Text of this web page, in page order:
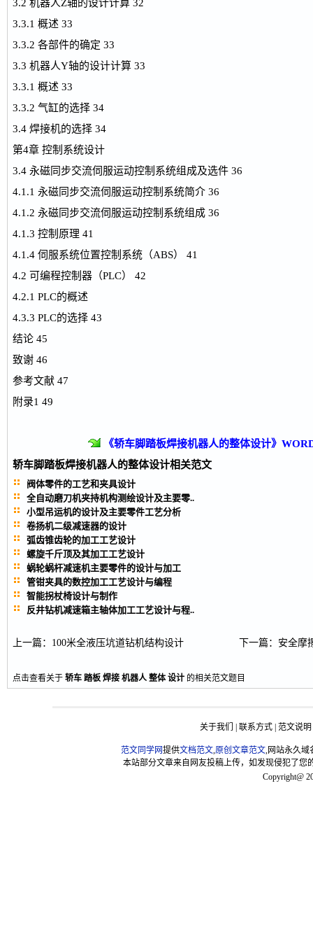
3.2 机器人Z轴的设计计算 32
3.3.1 概述 33
3.3.2 各部件的确定 33
3.3 机器人Y轴的设计计算 33
3.3.1 概述 33
3.3.2 气缸的选择 34
3.4 焊接机的选择 34
第4章 控制系统设计
3.4 永磁同步交流伺服运动控制系统组成及选件 36
4.1.1 永磁同步交流伺服运动控制系统简介 36
4.1.2 永磁同步交流伺服运动控制系统组成 36
4.1.3 控制原理 41
4.1.4 伺服系统位置控制系统（ABS） 41
4.2 可编程控制器（PLC） 42
4.2.1 PLC的概述
4.3.3 PLC的选择 43
结论 45
致谢 46
参考文献 47
附录1 49
《轿车脚踏板焊接机器人的整体设计》
轿车脚踏板焊接机器人的整体设计相关范文
阀体零件的工艺和夹具设计
全自动磨刀机夹持机构测绘设计及主要零..
小型吊运机的设计及主要零件工艺分析
卷扬机二级减速器的设计
弧齿锥齿轮的加工工艺设计
螺旋千斤顶及其加工工艺设计
蜗轮蜗杆减速机主要零件的设计与加工
管钳夹具的数控加工工艺设计与编程
智能拐杖椅设计与制作
反井钻机减速箱主轴体加工工艺设计与程..
上一篇 ： 100米全液压坑道钻机结构设计 下一篇 ： 安全摩
点击查看关于 轿车 踏板 焊接 机器人 整体 设计 的相关范文题目
关于我们 联系方式 范文说明
范文同学网提供文档范文,原创文章范文,网站永久域
本站部分文章来自网友投稿上传，如发现侵犯了您
Copyright@